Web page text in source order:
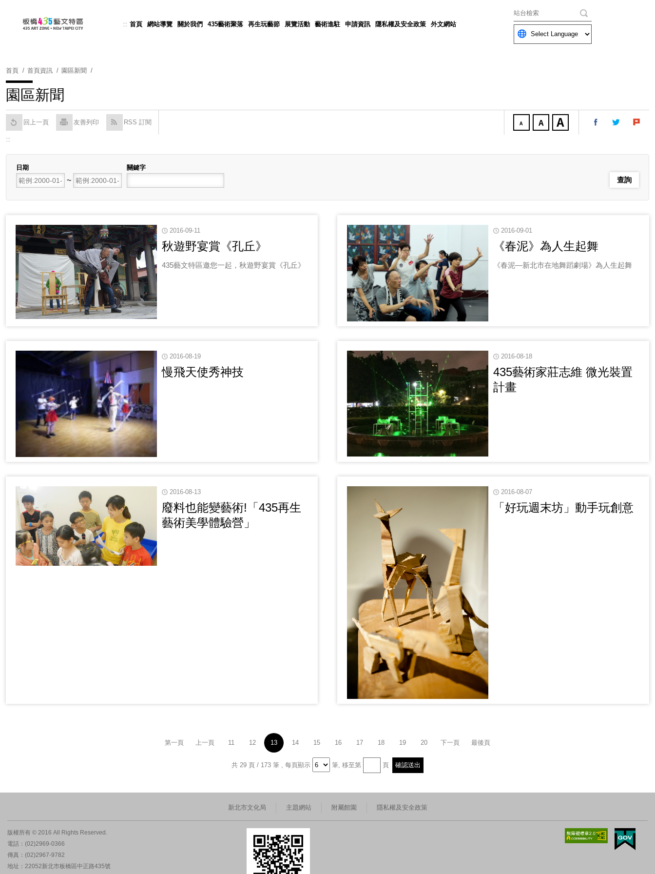
::: 首頁 網站導覽 關於我們 435藝術聚落 再生玩藝節 展覽活動 藝術進駐 申請資訊 隱私權及安全政策 外文網站
關鍵字
Powered by
首頁 首頁資訊 園區新聞
園區新聞
回上一頁 友善列印 RSS 訂閱
:::
日期
開始日期
~
關鍵字
2016-09-11
秋遊野宴賞《孔丘》
435藝文特區邀您一起，秋遊野宴賞《孔丘》
2016-09-01
《春泥》為人生起舞
《春泥—新北市在地舞蹈劇場》為人生起舞
2016-08-19
慢飛天使秀神技
2016-08-18
435藝術家莊志維 微光裝置
計畫
2016-08-13
廢料也能變藝術!「435再生
藝術美學體驗營」
2016-08-07
「好玩週末坊」動手玩創意
第一頁 上一頁 11 12 13 14 15 16 17 18 19 20 下一頁 最後頁
共 29 頁 / 173 筆 , 每頁顯示 筆, 移至第 頁
新北市文化局 主題網站 附屬館園 隱私權及安全政策
版權所有 © 2016 All Rights Reserved.
電話：(02)2969-0366
傳真：(02)2967-9782
地址：22052新北市板橋區中正路435號